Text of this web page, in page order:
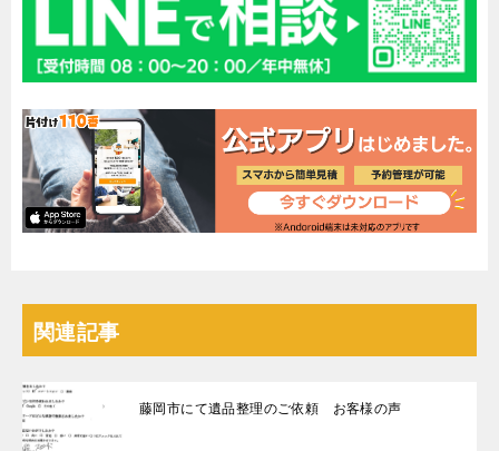
関連記事
藤岡市にて遺品整理のご依頼 お客様の声